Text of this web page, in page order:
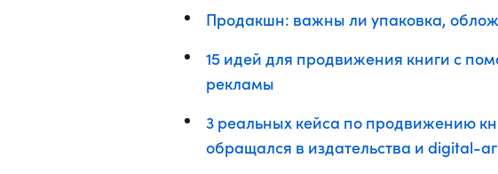
Продакшн: важны ли упаковка,
15 идей для продвижения книги с
рекламы
3 реальных кейса по продвижению
обращался в издательства и digital-